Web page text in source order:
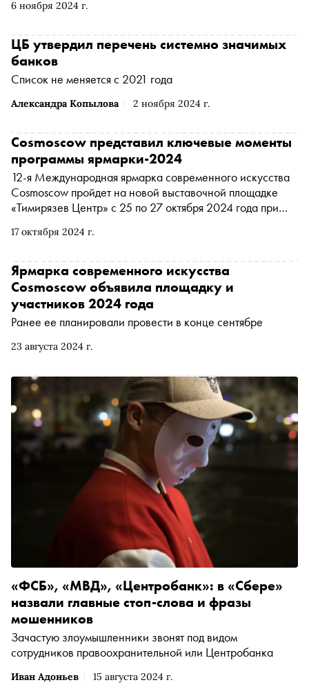
6 ноября 2024 г.
факультете МГУ имени М. В. Ломоносова в течение
О том, кого из экспертов и выпускников МГУ
приглашают на программы и как они меняются в новых
условиях, декан ЭФ МГУ, доктор экономических наук
Александр Аузан поговорил с издателем «Сноба»
Мариной Геворкян в рамках спецпроекта « Индустрия.
Александра Копылова 2 ноября 2024 г.
ЦБ утвердил перечень системно значимых
банков
Список не меняется с 2021 года
17 октября 2024 г.
Cosmoscow представил ключевые моменты
программы ярмарки-2024
12-я Международная ярмарка современного искусства
Cosmoscow пройдет на новой выставочной площадке
«Тимирязев Центр» с 25 по 27 октября 2024 года при
компаний Casarte, HUTTON, MR Group, автомобильного
фэшн-партнера EKONIKA, компании BORK, Beluga и
Beluga Botanicals, Tête de Cheval, THE UGLY DUCK (TUD),
лайфстайл-партнера 12 STOREEZ, бьюти-партнера The
Act, компаний Ultima Яндекс Go, Black Square,
официального отеля The Carlton, Moscow, партнера
Cosmoscow Дети «Алгоритм» и «Мясного дома
23 августа 2024 г.
Ярмарка современного искусства
Cosmoscow объявила площадку и
участников 2024 года
Ранее ее планировали провести в конце сентябре
Иван Адоньев 15 августа 2024 г.
«ФСБ», «МВД», «Центробанк»: в «Сбере»
назвали главные стоп-слова и фразы
мошенников
Зачастую злоумышленники звонят под видом
сотрудников правоохранительной или Центробанка